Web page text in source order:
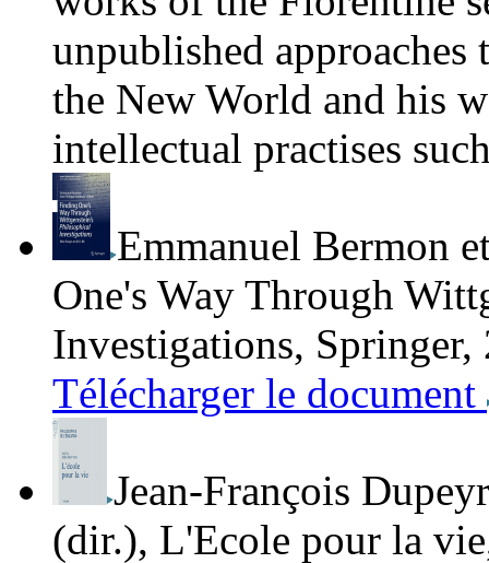
unpublished
the New World and his
intellectual practises
Emmanuel Bermon
One's Way Through
Investigations,
Télécharger le document
Jean-François
(dir.), L'Ecole pour la vie